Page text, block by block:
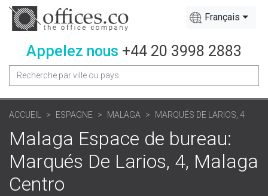
Français
Appelez nous +44 20 3998 2883
ACCUEIL ESPAGNE MALAGA MARQUÉS DE LARIOS, 4
Malaga Espace de bureau:
Marqués De Larios, 4, Malaga
Centro